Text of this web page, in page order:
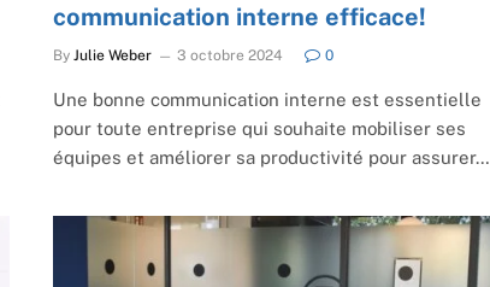
communication interne efficace!
By Julie Weber 3 octobre 2024 0
Une bonne communication interne est essentielle
pour toute entreprise qui souhaite mobiliser ses
équipes et améliorer sa productivité pour assurer…